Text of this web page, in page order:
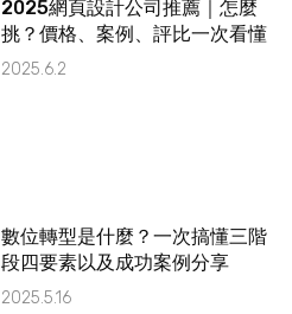
2025網頁設計公司推薦｜怎麼
挑？價格、案例、評比一次看懂
2025.6.2
數位轉型是什麼？一次搞懂三階
段四要素以及成功案例分享
2025.5.16